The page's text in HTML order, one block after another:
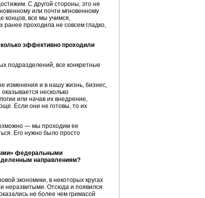
С другой стороны, это не
или почти мгновенному
концов, все мы учимся,
ранее проходила не совсем гладко,
эффективно проходили
подразделений, все конкретные
изменения и в нашу жизнь, бизнес,
несколько
или начав их внедрение,
Если они не готовы, то их
— мы проходим ее
Его нужно было просто
федеральными
направлениям?
экономики, в некоторых кругах
неразвитыми. Отсюда и появился
не более чем гримасой